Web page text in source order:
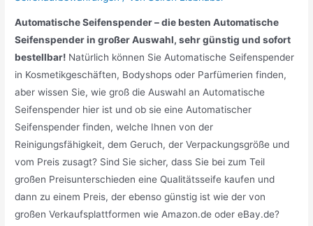
Automatische Seifenspender – die besten Automatische
Seifenspender in großer Auswahl, sehr günstig und sofort
bestellbar! Natürlich können Sie Automatische Seifenspender
in Kosmetikgeschäften, Bodyshops oder Parfümerien finden,
aber wissen Sie, wie groß die Auswahl an Automatische
Seifenspender hier ist und ob sie eine Automatischer
Seifenspender finden, welche Ihnen von der
Reinigungsfähigkeit, dem Geruch, der Verpackungsgröße und
vom Preis zusagt? Sind Sie sicher, dass Sie bei zum Teil
großen Preisunterschieden eine Qualitätsseife kaufen und
dann zu einem Preis, der ebenso günstig ist wie der von
großen Verkaufsplattformen wie Amazon.de oder eBay.de?